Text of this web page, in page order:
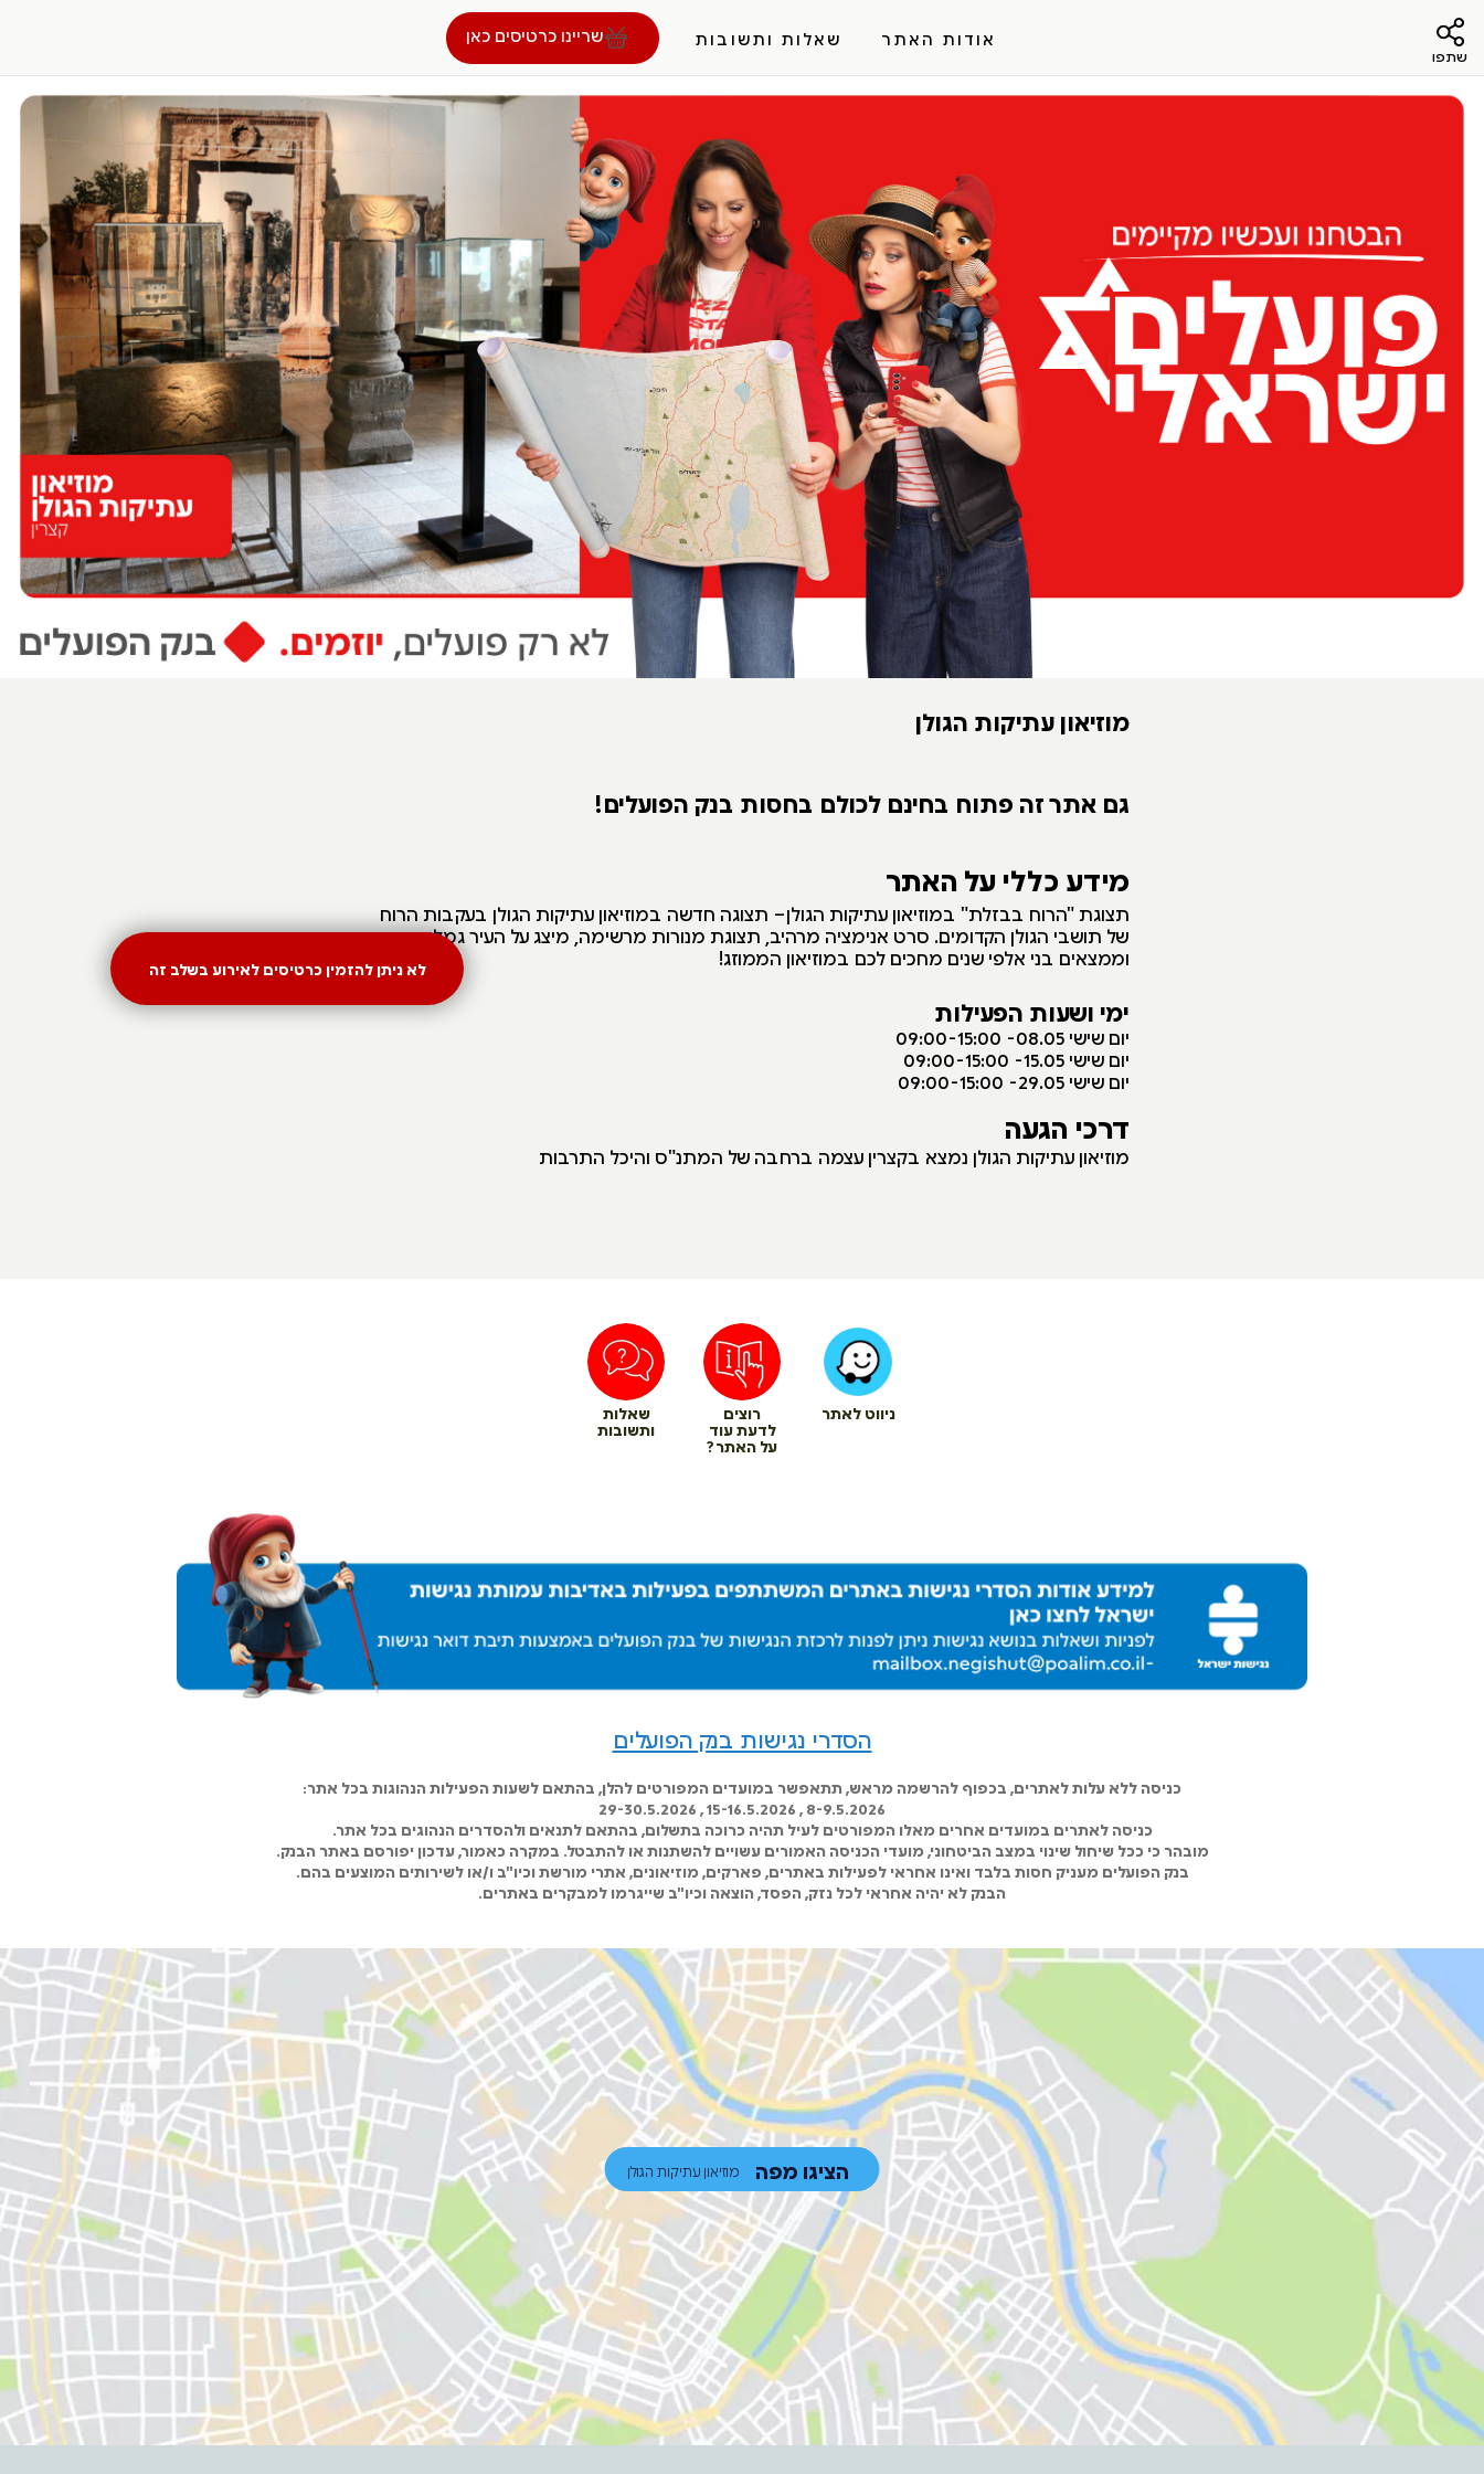
שתפו
אודות האתר שאלות ותשובות שריינו כרטיסים כאן
הפרופיל שלי
התנתק
מוזיאון עתיקות הגולן
גם אתר זה פתוח בחינם לכולם בחסות בנק הפועלים!
מידע כללי על האתר
תצוגת "הרוח בבזלת" במוזיאון עתיקות הגולן– תצוגה חדשה במוזיאון עתיקות הגולן בעקבות הרוח
של תושבי הגולן הקדומים. סרט אנימציה מרהיב, תצוגת מנורות מרשימה, מיצג על העיר גמלא
וממצאים בני אלפי שנים מחכים לכם במוזיאון הממוזג!
ימי ושעות הפעילות
יום שישי 08.05- 09:00-15:00
יום שישי 15.05- 09:00-15:00
יום שישי 29.05- 09:00-15:00
דרכי הגעה
מוזיאון עתיקות הגולן נמצא בקצרין עצמה ברחבה של המתנ"ס והיכל התרבות
ניווט לאתר רוצים
לדעת עוד
על האתר?
שאלות
ותשובות
הסדרי נגישות בנק הפועלים
כניסה ללא עלות לאתרים, בכפוף להרשמה מראש, תתאפשר במועדים המפורטים להלן, בהתאם לשעות הפעילות הנהוגות בכל אתר:
8-9.5.2026 , 15-16.5.2026 , 29-30.5.2026
כניסה לאתרים במועדים אחרים מאלו המפורטים לעיל תהיה כרוכה בתשלום, בהתאם לתנאים ולהסדרים הנהוגים בכל אתר.
מובהר כי ככל שיחול שינוי במצב הביטחוני, מועדי הכניסה האמורים עשויים להשתנות או להתבטל. במקרה כאמור, עדכון יפורסם באתר הבנק.
בנק הפועלים מעניק חסות בלבד ואינו אחראי לפעילות באתרים, פארקים, מוזיאונים, אתרי מורשת וכיו"ב ו/או לשירותים המוצעים בהם.
הבנק לא יהיה אחראי לכל נזק, הפסד, הוצאה וכיו"ב שייגרמו למבקרים באתרים.
הציגו מפה מוזיאון עתיקות הגולן
לא ניתן להזמין כרטיסים לאירוע בשלב זה